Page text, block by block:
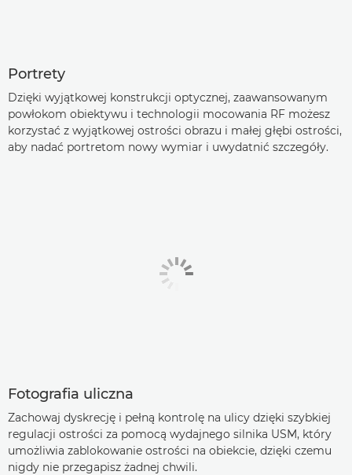
Portrety
Dzięki wyjątkowej konstrukcji optycznej, zaawansowanym
powłokom obiektywu i technologii mocowania RF możesz
korzystać z wyjątkowej ostrości obrazu i małej głębi ostrości,
aby nadać portretom nowy wymiar i uwydatnić szczegóły.
Fotografia uliczna
Zachowaj dyskrecję i pełną kontrolę na ulicy dzięki szybkiej
regulacji ostrości za pomocą wydajnego silnika USM, który
umożliwia zablokowanie ostrości na obiekcie, dzięki czemu
nigdy nie przegapisz żadnej chwili.